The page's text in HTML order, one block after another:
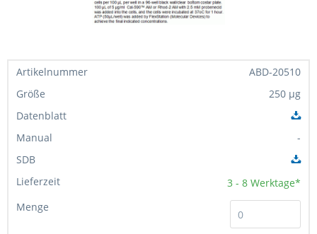
ABD-20510
250 µg
-
3 - 8 Werktage*